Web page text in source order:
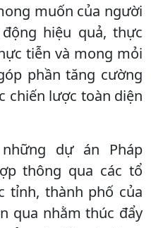
muốn của người
hiệu quả, thực
tiễn và mong mỏi
phần tăng cường
chiến lược toàn diện
dự án Pháp
thông qua các tổ
tỉnh, thành phố của
qua nhằm thúc đẩy